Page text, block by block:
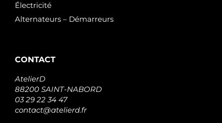
Électricité
Alternateurs – Démarreurs
CONTACT
AtelierD
88200 SAINT-NABORD
03 29 22 34 47
contact@atelierd.fr